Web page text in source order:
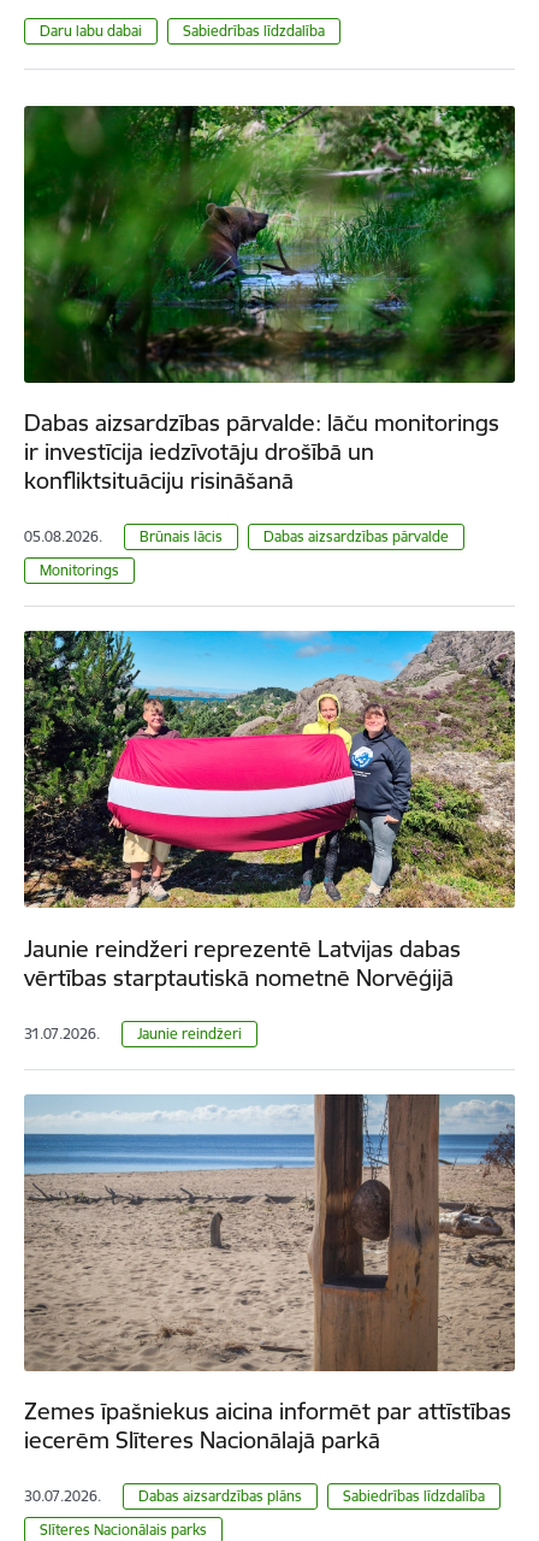
Daru labu dabai Sabiedrības līdzdalība
Dabas aizsardzības pārvalde: lāču monitorings
ir investīcija iedzīvotāju drošībā un
konfliktsituāciju risināšanā
05.08.2026. Brūnais lācis
Dabas aizsardzības pārvalde
Monitorings
Jaunie reindžeri reprezentē Latvijas dabas
vērtības starptautiskā nometnē Norvēģijā
31.07.2026. Jaunie reindžeri
Zemes īpašniekus aicina informēt par attīstības
iecerēm Slīteres Nacionālajā parkā
30.07.2026. Dabas aizsardzības plāns
Sabiedrības līdzdalība
Slīteres Nacionālais parks